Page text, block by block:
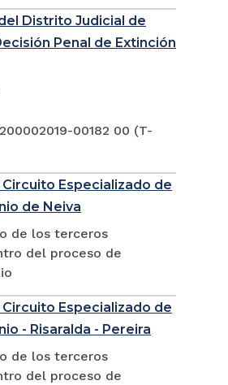
Distrito Judicial de
Penal de Extinción
00182 00 (T-
Especializado de
de Neiva
de los terceros
del proceso de
Especializado de
- Risaralda - Pereira
de los terceros
del proceso de